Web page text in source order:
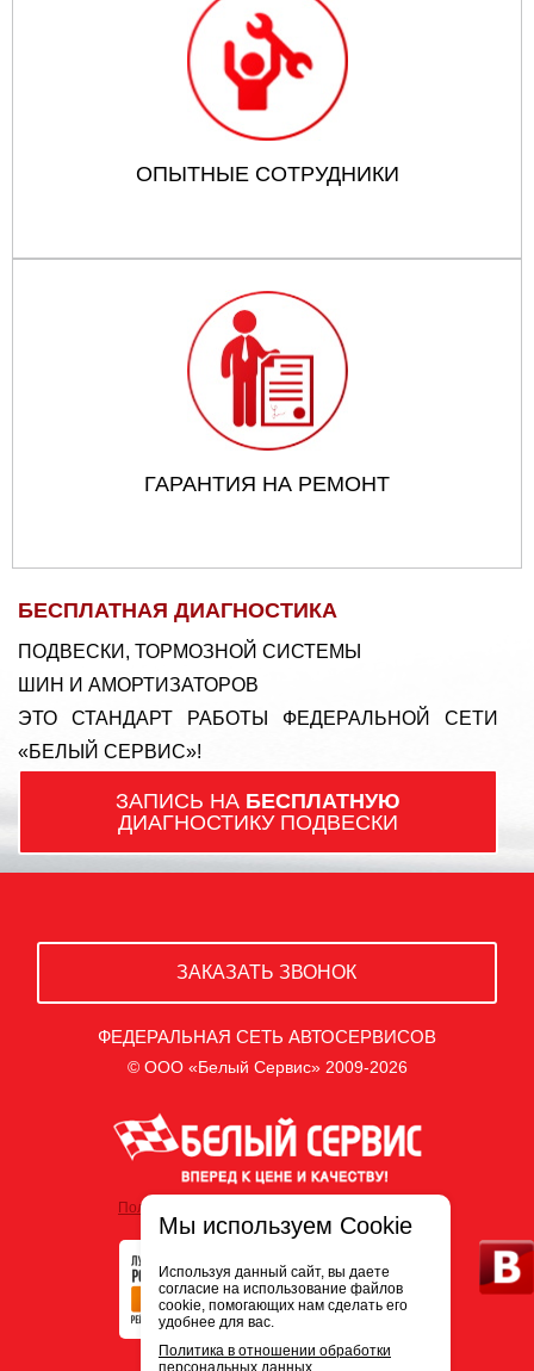
ОПЫТНЫЕ СОТРУДНИКИ
ГАРАНТИЯ НА РЕМОНТ
БЕСПЛАТНАЯ ДИАГНОСТИКА
ПОДВЕСКИ, ТОРМОЗНОЙ СИСТЕМЫ
ШИН И АМОРТИЗАТОРОВ
ЭТО СТАНДАРТ РАБОТЫ ФЕДЕРАЛЬНОЙ СЕТИ
«БЕЛЫЙ СЕРВИС»!
ЗАПИСЬ НА БЕСПЛАТНУЮ
ДИАГНОСТИКУ ПОДВЕСКИ
ЗАКАЗАТЬ ЗВОНОК
ФЕДЕРАЛЬНАЯ СЕТЬ АВТОСЕРВИСОВ
© ООО «Белый Сервис» 2009-2026
Политика обработки персональных данных
Мы используем Cookie
Используя данный сайт, вы даете
согласие на использование файлов
cookie, помогающих нам сделать его
удобнее для вас.
Политика в отношении обработки
персональных данных